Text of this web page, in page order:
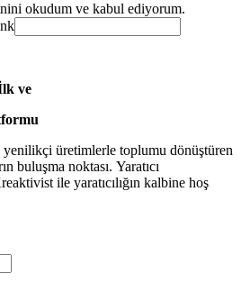
okudum ve kabul ediyorum.
ve
yenilikçi üretimlerle toplumu dönüştüren
buluşma noktası. Yaratıcı
ile yaratıcılığın kalbine hoş